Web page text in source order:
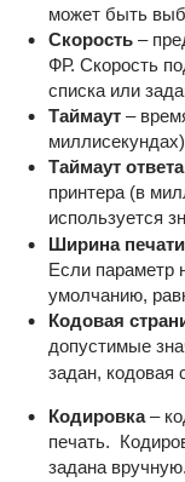
может быть
Скорость–
ФР. Скорость
списка или
Таймаут –
Таймаут ответа
принтера (в
используется
Ширина печати
Если параметр
умолчанию,
Кодовая
допустимые
задан, кодовая
Кодировка –
печать.
задана